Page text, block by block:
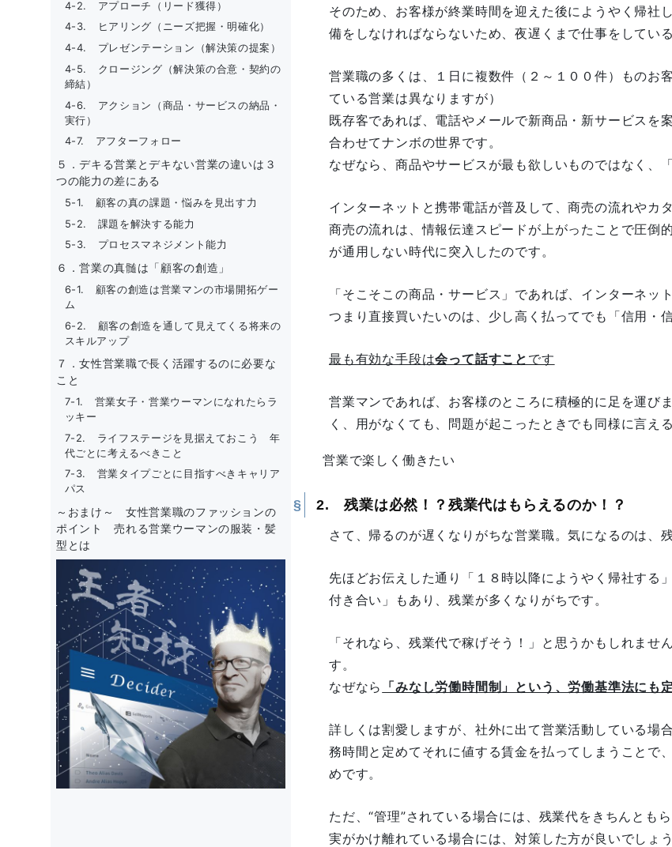
4-2. アプローチ（リード獲得）
4-3. ヒアリング（ニーズ把握・明確化）
4-4. プレゼンテーション（解決策の提案）
4-5. クロージング（解決策の合意・契約の
締結）
4-6. アクション（商品・サービスの納品・
実行）
4-7. アフターフォロー
５．デキる営業とデキない営業の違いは３
つの能力の差にある
5-1. 顧客の真の課題・悩みを見出す力
5-2. 課題を解決する能力
5-3. プロセスマネジメント能力
６．営業の真髄は「顧客の創造」
6-1. 顧客の創造は営業マンの市場開拓ゲー
ム
6-2. 顧客の創造を通して見えてくる将来の
スキルアップ
７．女性営業職で長く活躍するのに必要な
こと
7-1. 営業女子・営業ウーマンになれたらラ
ッキー
7-2. ライフステージを見据えておこう 年
代ごとに考えるべきこと
7-3. 営業タイプごとに目指すべきキャリア
パス
～おまけ～ 女性営業職のファッションの
ポイント 売れる営業ウーマンの服装・髪
型とは
そのため、お客様が終業時間を迎えた後にようやく帰社
備をしなければならないため、夜遅くまで仕事をしてい
営業職の多くは、１日に複数件（２～１００件）ものお
ている営業は異なりますが）
既存客であれば、電話やメールで新商品・新サービスを
合わせてナンボの世界です。
なぜなら、商品やサービスが最も欲しいものではなく、
インターネットと携帯電話が普及して、商売の流れやカ
商売の流れは、情報伝達スピードが上がったことで圧倒
が通用しない時代に突入したのです。
「そこそこの商品・サービス」であれば、インターネッ
つまり直接買いたいのは、少し高く払ってでも「信用・
最も有効な手段は会って話すこと です
営業マンであれば、お客様のところに積極的に足を運び
く、用がなくても、問題が起こったときでも同様に言え
営業で楽しく働きたい
2. 残業は必然！？残業代はもらえるのか！？
さて、帰るのが遅くなりがちな営業職。気になるのは、
先ほどお伝えした通り「１８時以降にようやく帰社する
付き合い」もあり、残業が多くなりがちです。
「それなら、残業代で稼げそう！」と思うかもしれま
す。
なぜなら 「みなし労働時間制」という、労働基準法にも
詳しくは割愛しますが、社外に出て営業活動している場
務時間と定めてそれに値する賃金を払ってしまうことで
めです。
ただ、“管理”されている場合には、残業代をきちんとも
実がかけ離れている場合には、対策した方が良いでしょう